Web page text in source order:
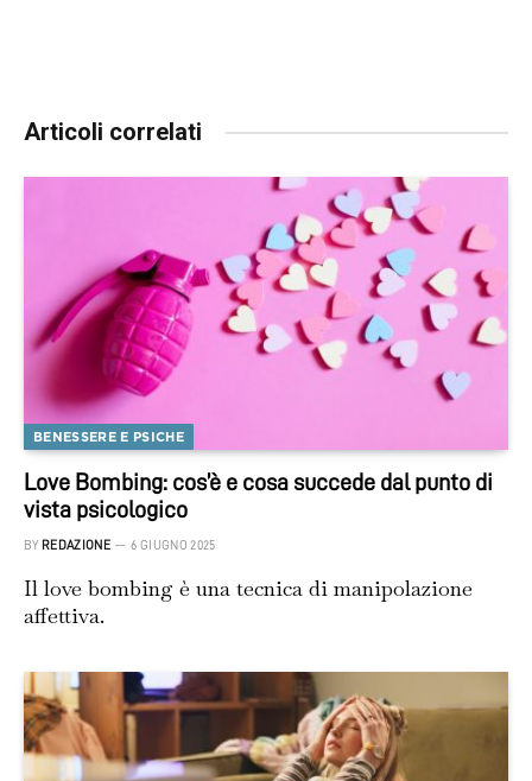
Articoli correlati
BENESSERE E PSICHE
Love Bombing: cos’è e cosa succede dal punto di
vista psicologico
BY REDAZIONE 6 GIUGNO 2025
Il love bombing è una tecnica di manipolazione
affettiva.